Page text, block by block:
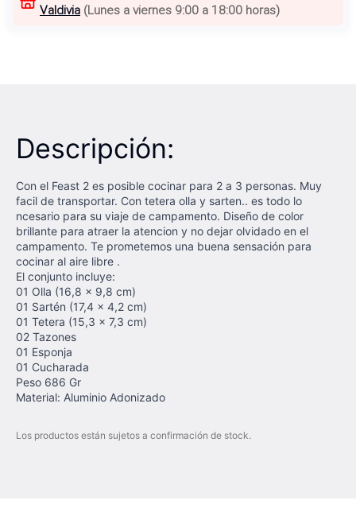
Valdivia (Lunes a viernes 9:00 a 18:00 horas)
Descripción:
Con el Feast 2 es posible cocinar para 2 a 3 personas. Muy
facil de transportar. Con tetera olla y sarten.. es todo lo
ncesario para su viaje de campamento. Diseño de color
brillante para atraer la atencion y no dejar olvidado en el
campamento. Te prometemos una buena sensación para
cocinar al aire libre .
El conjunto incluye:
01 Olla (16,8 x 9,8 cm)
01 Sartén (17,4 x 4,2 cm)
01 Tetera (15,3 x 7,3 cm)
02 Tazones
01 Esponja
01 Cucharada
Peso 686 Gr
Material: Aluminio Adonizado
Los productos están sujetos a confirmación de stock.